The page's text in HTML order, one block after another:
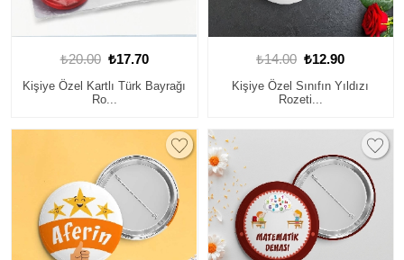
₺20.00 ₺17.70
Kişiye Özel Kartlı Türk Bayrağı
Ro...
₺14.00 ₺12.90
Kişiye Özel Sınıfın Yıldızı
Rozeti...